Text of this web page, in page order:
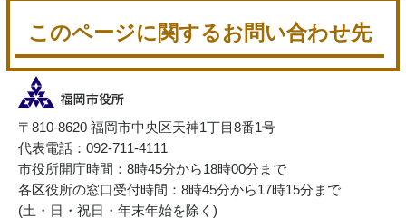
このページに関するお問い合わせ先
〒810-8620 福岡市中央区天神1丁目8番1号
代表電話：092-711-4111
市役所開庁時間：8時45分から18時00分まで
各区役所の窓口受付時間：8時45分から17時15分まで
(土・日・祝日・年末年始を除く)